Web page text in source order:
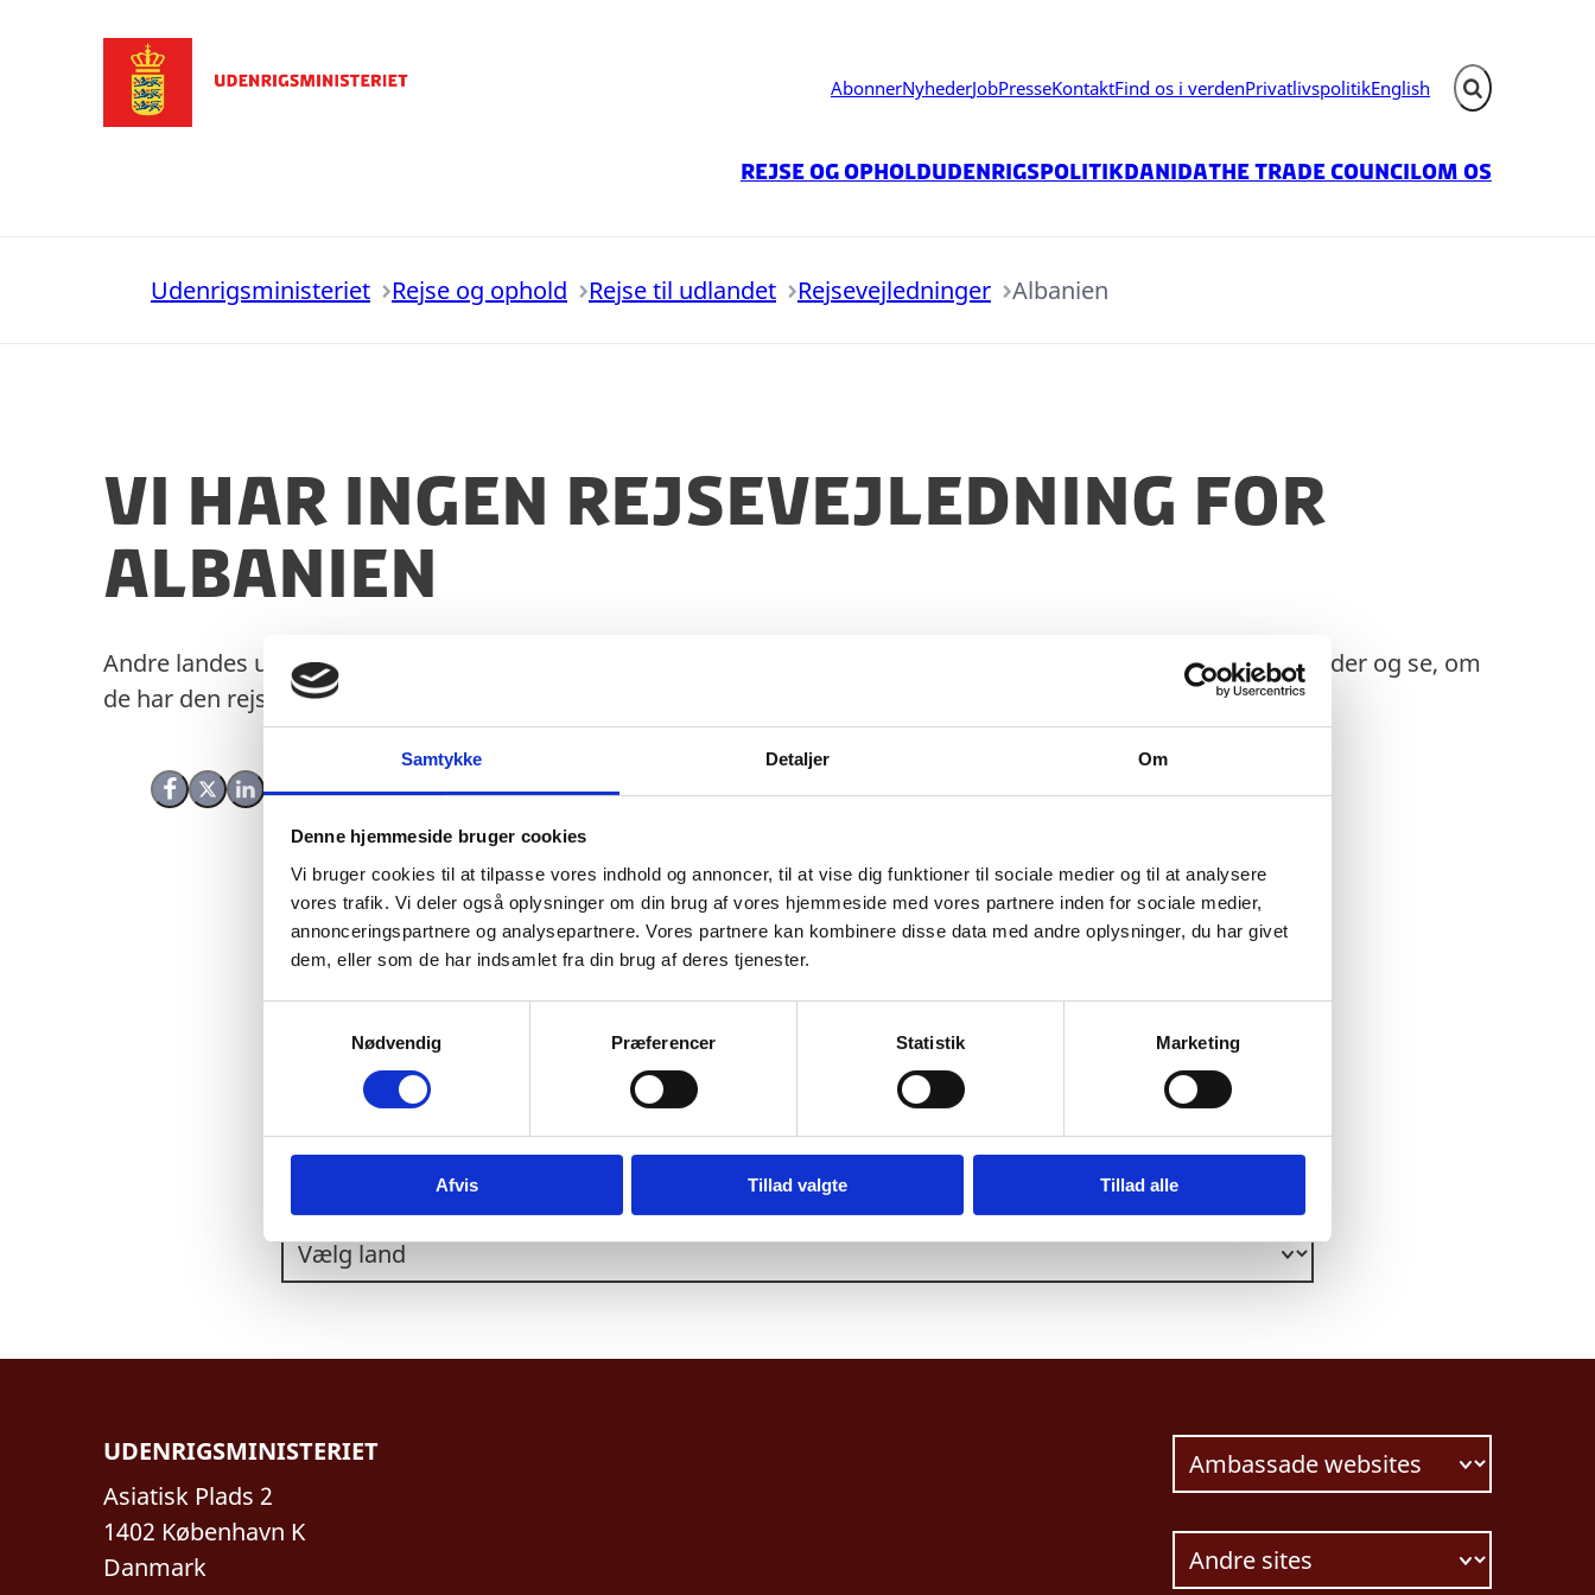
Samtykke Detaljer Om
Denne hjemmeside bruger cookies
Vi bruger cookies til at tilpasse vores indhold og annoncer, til at vise dig funktioner til sociale medier og til at analysere
vores trafik. Vi deler også oplysninger om din brug af vores hjemmeside med vores partnere inden for sociale medier,
annonceringspartnere og analysepartnere. Vores partnere kan kombinere disse data med andre oplysninger, du har givet
dem, eller som de har indsamlet fra din brug af deres tjenester.
v
Nødvendig Præferencer Statistik Marketing
Afvis Tillad valgte Tillad alle
AbonnerNyhederJobPresseKontaktFind os i verdenPrivatlivspolitikEnglish Fold søgefelt ud
Rejse og opholdUdenrigspolitikDanidaThe Trade CouncilOm os
Udenrigsministeriet Rejse og ophold Rejse til udlandet Rejsevejledninger Albanien
Vi har ingen rejsevejledning for
Albanien
Del på Facebook
Del på X (Twitter)
Del på LinkedIn
Andre landes udenrigsministerier laver også rejsevejledninger. Nogle af disse lande kan du finde i boksen herunder og se, om
de har den rejsevejledning, du leder efter.
VÆLG ET LAND:
UDENRIGSMINISTERIET
Asiatisk Plads 2
1402 København K
Danmark